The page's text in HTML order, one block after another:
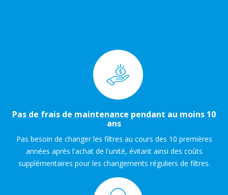
Pas de frais de maintenance pendant au moins 10
ans
Pas besoin de changer les filtres au cours des 10 premières
années après l'achat de l'unité, évitant ainsi des coûts
supplémentaires pour les changements réguliers de filtres.